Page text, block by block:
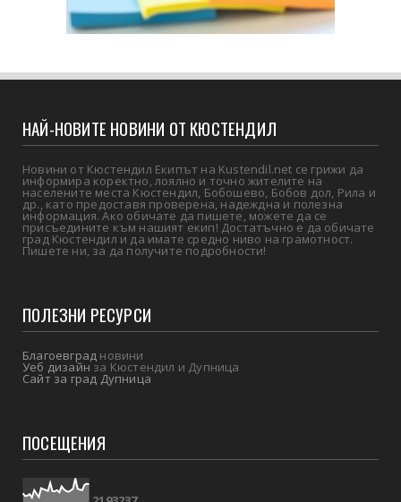
НАЙ-НОВИТЕ НОВИНИ ОТ КЮСТЕНДИЛ
Новини от Кюстендил Екипът на Kustendil.net се грижи да
информира коректно, лоялно и точно жителите на
населените места Кюстендил, Бобошево, Бобов дол, Рила и
др., като предоставя проверена, надеждна и полезна
информация. Ако обичате да пишете, можете да се
присъедините към нашият екип! Достатъчно е да обичате
град Кюстендил и да имате средно ниво на грамотност.
Пишете ни, за да получите подробности!
ПОЛЕЗНИ РЕСУРСИ
Благоевград новини
Уеб дизайнза Кюстендил и Дупница
Сайт за град Дупница
ПОСЕЩЕНИЯ